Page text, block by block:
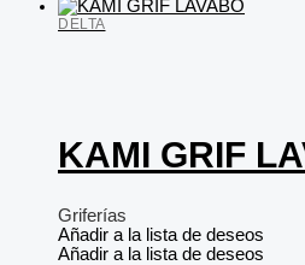
DELTA
KAMI GRIF
Griferías
Añadir a la lista de deseos
Añadir a la lista de deseos